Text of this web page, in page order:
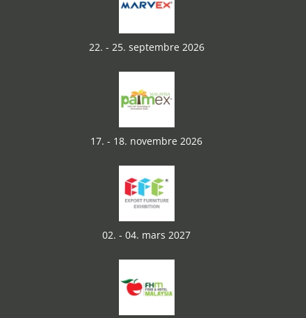
22. - 25. septembre 2026
17. - 18. novembre 2026
02. - 04. mars 2027